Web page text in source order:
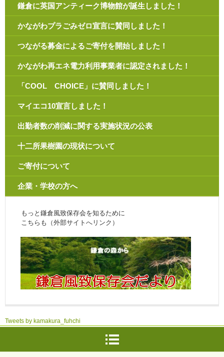
鎌倉に英国アンティーク博物館が誕生しました！
かながわプラごみゼロ宣言に賛同しました！
つながる募金によるご寄付を開始しました！
かながわ再エネ電力利用事業者に認定されました！
「COOL CHOICE」に賛同しました！
マイエコ10宣言しました！
出勤者数の削減に関する実施状況の公表
十二所果樹園の現状について
ご寄付について
企業・学校の方へ
もっと鎌倉風致保存会を知るために
こちらも（外部サイトへリンク）
Tweets by kamakura_fuhchi